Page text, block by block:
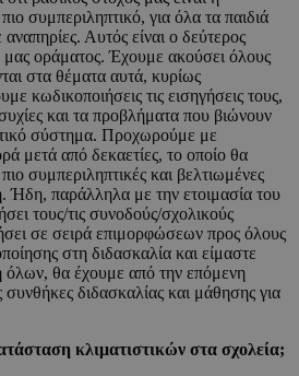
συμπεριληπτικό, για όλα τα παιδιά
αναπηρίες. Αυτός είναι ο δεύτερος
οράματος. Έχουμε ακούσει όλους
στα θέματα αυτά, κυρίως
κωδικοποιήσεις τις εισηγήσεις τους,
και τα προβλήματα που βιώνουν
σύστημα. Προχωρούμε με
μετά από δεκαετίες, το οποίο θα
συμπεριληπτικές και βελτιωμένες
Ήδη, παράλληλα με την ετοιμασία του
τους/τις συνοδούς/σχολικούς
σε σειρά επιμορφώσεων προς όλους
στη διδασκαλία και είμαστε
όλων, θα έχουμε από την επόμενη
συνθήκες διδασκαλίας και μάθησης για
κλιματιστικών στα σχολεία;